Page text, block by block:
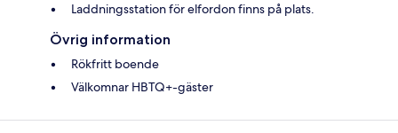
Laddningsstation för elfordon finns på plats.
Övrig information
Rökfritt boende
Välkomnar HBTQ+-gäster